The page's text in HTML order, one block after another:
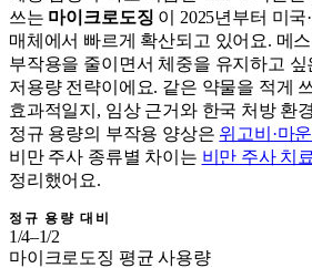
쓰는 마이크로도징 이 2025년부터 미국
매체에서 빠르게 확산되고 있어요. 메
부작용을 줄이면서 체중을 유지하고
저용량 전략이에요. 같은 약물을 적게
효과적일지, 임상 근거와 한국 처방 환
정규 용량의 부작용 양상은 위고비·마
비만 주사 종류별 차이는 비만 주사 치
정리했어요.
정규 용량 대비
1/4–1/2
마이크로도징 평균 사용량